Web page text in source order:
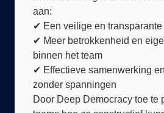
✔ Een veilige en transparante
✔ Meer betrokkenheid en
binnen het team
✔ Effectieve samenwerking
zonder spanningen
Door Deep Democracy toe te
teams hoe ze constructief